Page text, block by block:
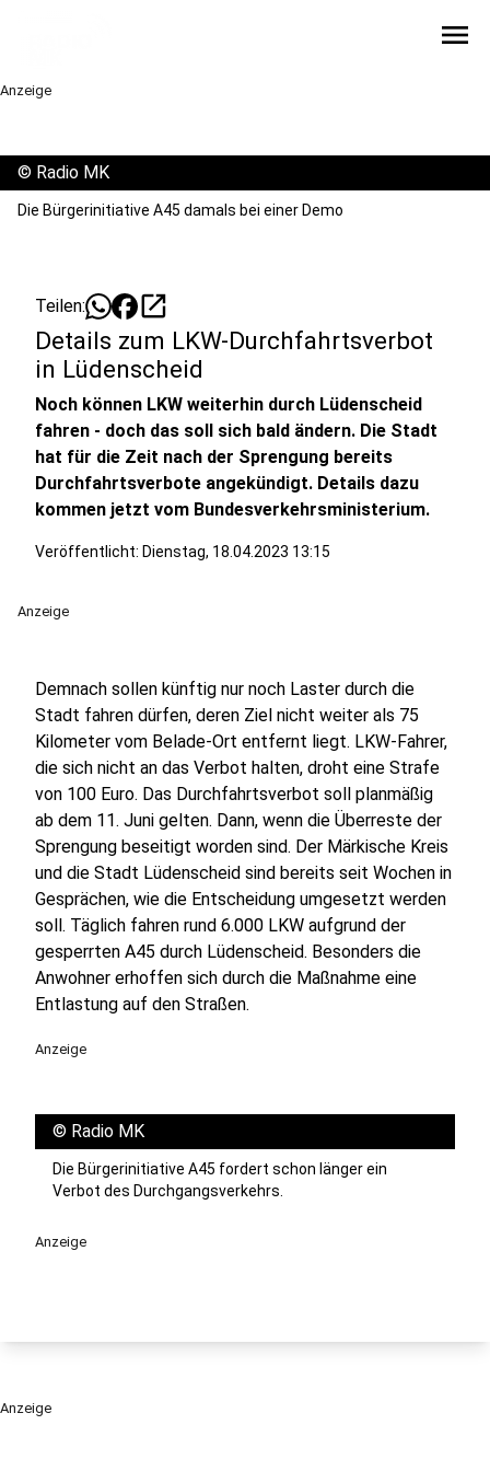
menu
Anzeige
© Radio MK
Die Bürgerinitiative A45 damals bei einer Demo
Teilen: open_in_new
Details zum LKW-Durchfahrtsverbot
in Lüdenscheid
Noch können LKW weiterhin durch Lüdenscheid
fahren - doch das soll sich bald ändern. Die Stadt
hat für die Zeit nach der Sprengung bereits
Durchfahrtsverbote angekündigt. Details dazu
kommen jetzt vom Bundesverkehrsministerium.
Veröffentlicht: Dienstag, 18.04.2023 13:15
Anzeige
Demnach sollen künftig nur noch Laster durch die
Stadt fahren dürfen, deren Ziel nicht weiter als 75
Kilometer vom Belade-Ort entfernt liegt. LKW-Fahrer,
die sich nicht an das Verbot halten, droht eine Strafe
von 100 Euro. Das Durchfahrtsverbot soll planmäßig
ab dem 11. Juni gelten. Dann, wenn die Überreste der
Sprengung beseitigt worden sind. Der Märkische Kreis
und die Stadt Lüdenscheid sind bereits seit Wochen in
Gesprächen, wie die Entscheidung umgesetzt werden
soll. Täglich fahren rund 6.000 LKW aufgrund der
gesperrten A45 durch Lüdenscheid. Besonders die
Anwohner erhoffen sich durch die Maßnahme eine
Entlastung auf den Straßen.
Anzeige
© Radio MK
Die Bürgerinitiative A45 fordert schon länger ein
Verbot des Durchgangsverkehrs.
Anzeige
Anzeige